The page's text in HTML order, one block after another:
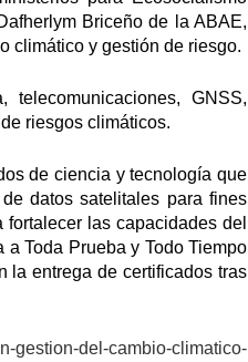
Briceño de la ABAE,
climático y gestión de riesgo.
GNSS,
riesgos climáticos.
de ciencia y tecnología que
datos satelitales para fines
las capacidades del
Toda Prueba y Todo Tiempo
la entrega de certificados tras
gestion-del-cambio-climatico-